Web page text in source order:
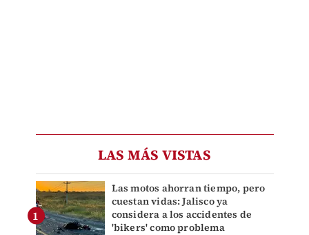
LAS MÁS VISTAS
Las motos ahorran tiempo, pero
cuestan vidas: Jalisco ya
considera a los accidentes de
'bikers' como problema